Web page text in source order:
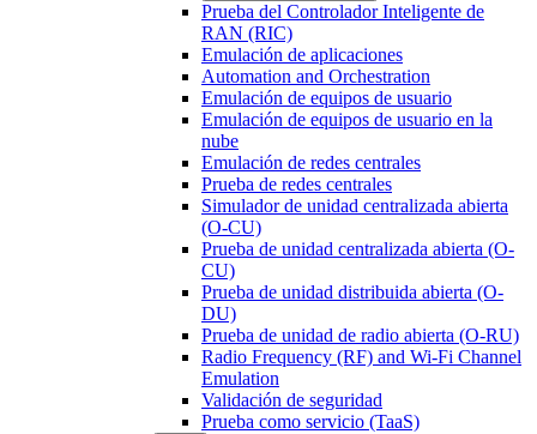
Prueba del Controlador Inteligente de
RAN (RIC)
Emulación de aplicaciones
Automation and Orchestration
Emulación de equipos de usuario
Emulación de equipos de usuario en la
nube
Emulación de redes centrales
Prueba de redes centrales
Simulador de unidad centralizada abierta
(O-CU)
Prueba de unidad centralizada abierta (O-
CU)
Prueba de unidad distribuida abierta (O-
DU)
Prueba de unidad de radio abierta (O-RU)
Radio Frequency (RF) and Wi-Fi Channel
Emulation
Validación de seguridad
Prueba como servicio (TaaS)